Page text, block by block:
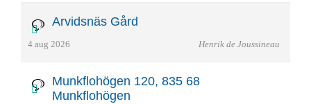
Arvidsnäs Gård
4 aug 2026 Henrik de Joussineau
Munkflohögen 120, 835 68
Munkflohögen